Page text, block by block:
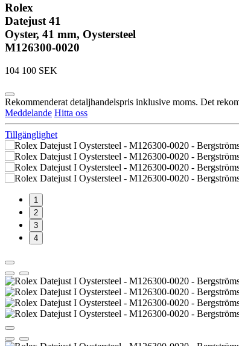
Rolex
Datejust 41
Oyster, 41 mm, Oystersteel
M126300-0020
104 100 SEK
Rekommenderat detaljhandelspris inklusive moms. Det
Meddelande Hitta oss
Tillgänglighet
1
2
3
4